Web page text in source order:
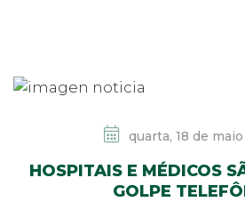
quarta, 18 de maio
HOSPITAIS E MÉDICOS
GOLPE